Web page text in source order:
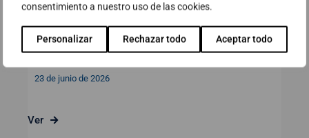
consentimiento a nuestro uso de las cookies.
Personalizar Rechazar todo Aceptar todo
Webinar: AI Observability. El
camino hacia una IA empresarial
gobernable, predecible y segura
23 de junio de 2026
Ver